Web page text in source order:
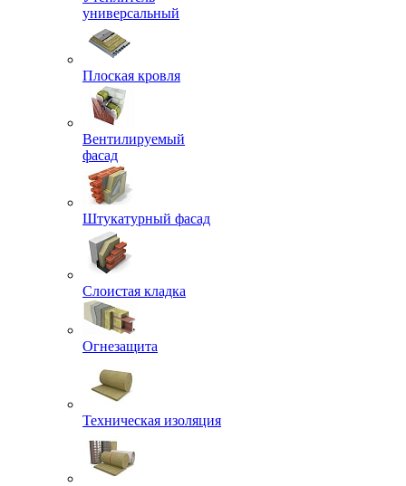
универсальный
Плоская кровля
Вентилируемый
фасад
Штукатурный фасад
Слоистая кладка
Огнезащита
Техническая изоляция